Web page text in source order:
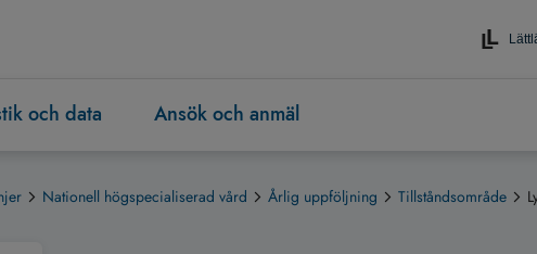
och data Ansök och anmäl
Nationell högspecialiserad vård Årlig uppföljning Tillståndsområde